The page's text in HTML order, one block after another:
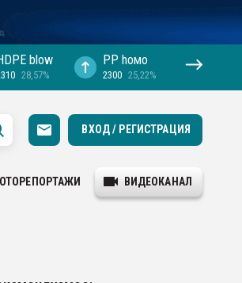
blow
28,57%
PP hомо
2300 25,22%
ВХОД / РЕГИСТРАЦИЯ
ВИДЕОКАНАЛ